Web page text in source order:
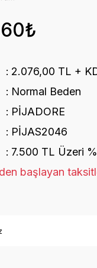
2.076,00 TL +
Normal Beden
PİJADORE
PİJAS2046
7.500 TL Üzeri
başlayan